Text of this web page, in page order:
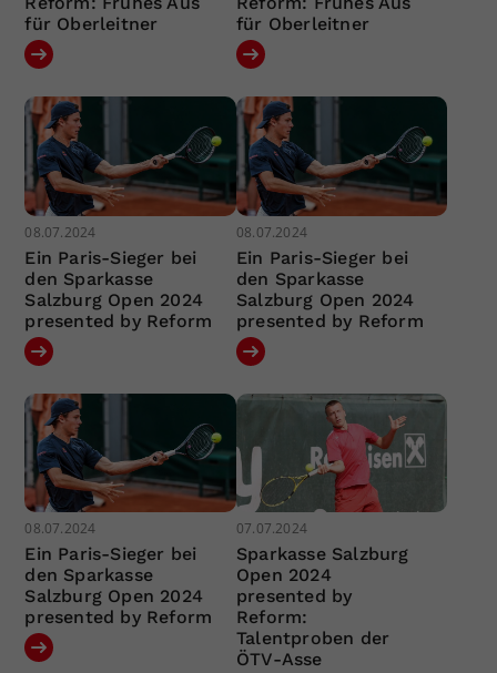
für Oberleitner
für Oberleitner
08.07.2024
Ein Paris-Sieger bei
den Sparkasse
Salzburg Open 2024
presented by Reform
08.07.2024
Ein Paris-Sieger bei
den Sparkasse
Salzburg Open 2024
presented by Reform
08.07.2024
Ein Paris-Sieger bei
den Sparkasse
Salzburg Open 2024
presented by Reform
07.07.2024
Sparkasse Salzburg
Open 2024
presented by
Reform:
Talentproben der
ÖTV-Asse